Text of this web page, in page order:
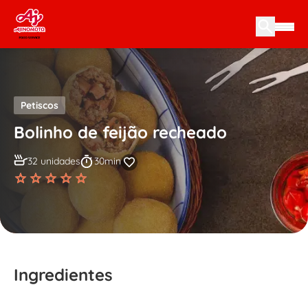
Skip to content
Petiscos
Bolinho de feijão recheado
32 unidades 30min
Ingredientes